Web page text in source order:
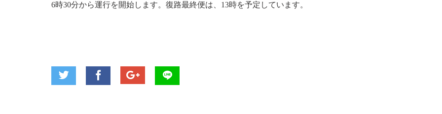
6時30分から運行を開始します。復路最終便は、13時を予定しています。